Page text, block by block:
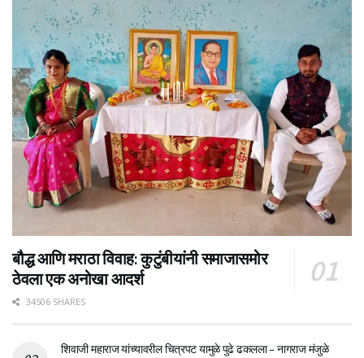
बौद्ध आणि मराठा विवाह: कुटुंबीयांनी समाजासमोर
ठेवला एक अनोखा आदर्श
34506 SHARES
शिवाजी महाराज यांच्यावरील चित्रपट यामुळे पुढे ढकलला – नागराज मंजुळे